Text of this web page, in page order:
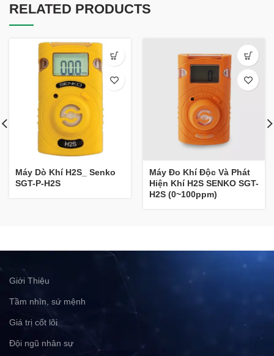
RELATED PRODUCTS
Máy Dò Khí H2S_ Senko
SGT-P-H2S
Máy Đo Khí Độc Và Phát
Hiện Khí H2S SENKO SGT-
H2S (0~100ppm)
Giới Thiệu
Tầm nhìn, sứ mệnh
Giá trị cốt lõi
Đội ngũ nhân sự